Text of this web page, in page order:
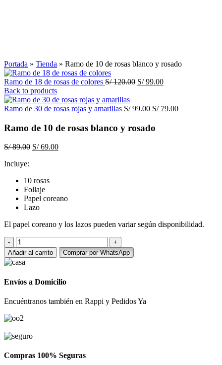
Portada » Tienda » Ramo de 10 de rosas blanco y rosado
Ramo de 18 de rosas de colores S/120.00 El
era:
S/99.00El
es:
Back to products
Ramo de 30 de rosas rojas y amarillas S/99.00 El
original
S/79.00El
Ramo de 10 de rosas blanco y rosado
S/89.00 El
S/ 89.00.
S/69.00El
Incluye:
10 rosas
Follaje
Papel coreano
Lazo
El papel coreano y los lazos pueden variar según disponibilidad.
Ramo
de
10
de
blanco
rosado
Añadir al carrito Comprar por WhatsApp
Envíos a Domicilio
Encuéntranos también en Rappi y Pedidos Ya
Compras 100% Seguras